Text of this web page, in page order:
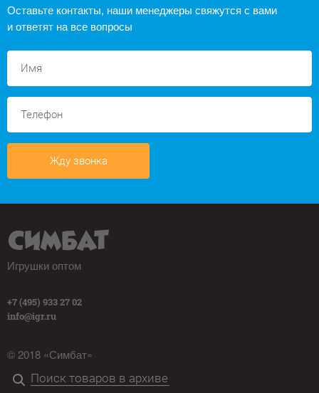
Оставьте контакты, наши менеджеры свяжутся с вами
и ответят на все вопросы
Жду звонка
Игрушки оптом
+7 (495) 933 27 02
info@igr.ru
© 2018 «Симбат»